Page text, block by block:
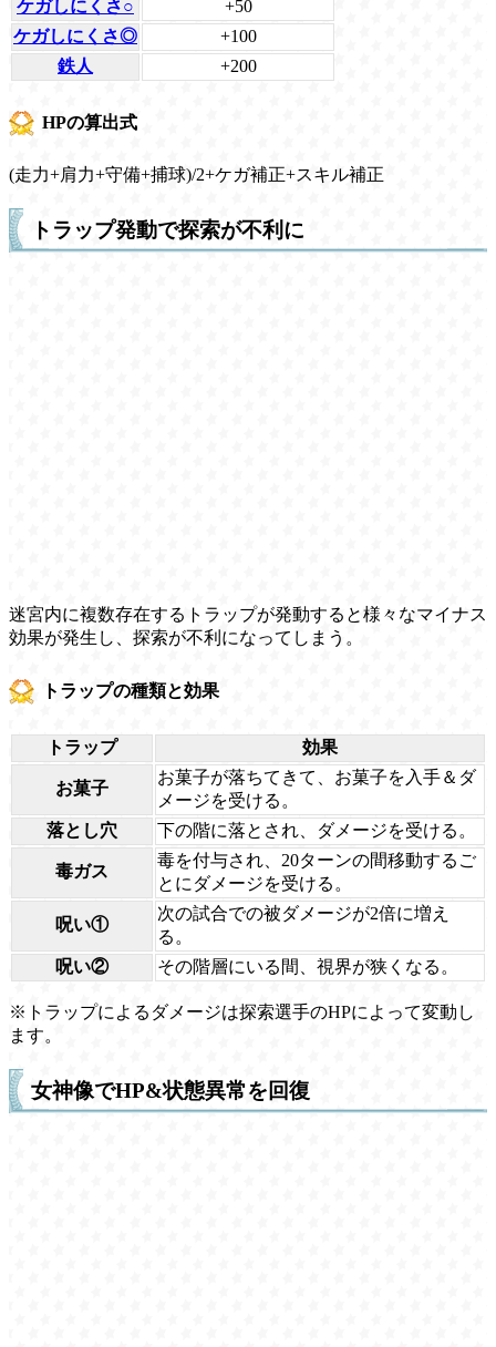
ケガしにくさ○
+50
ケガしにくさ◎
+100
鉄人
+200
HPの算出式
(走力+肩力+守備+捕球)/2+ケガ補正+スキル補正
トラップ発動で探索が不利に
迷宮内に複数存在するトラップが発動すると様々なマイナス
効果が発生し、探索が不利になってしまう。
トラップの種類と効果
トラップ 効果
お菓子
お菓子が落ちてきて、お菓子を入手＆ダ
メージを受ける。
落とし穴
下の階に落とされ、ダメージを受ける。
毒ガス
毒を付与され、20ターンの間移動するご
とにダメージを受ける。
呪い①
次の試合での被ダメージが2倍に増え
る。
呪い②
その階層にいる間、視界が狭くなる。
※トラップによるダメージは探索選手のHPによって変動し
ます。
女神像でHP&状態異常を回復